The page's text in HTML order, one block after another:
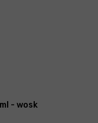
- wosk